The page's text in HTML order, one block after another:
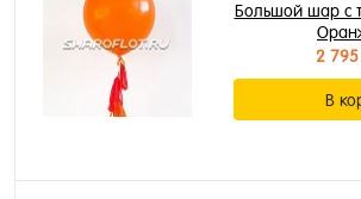
Большой шар с
2
В